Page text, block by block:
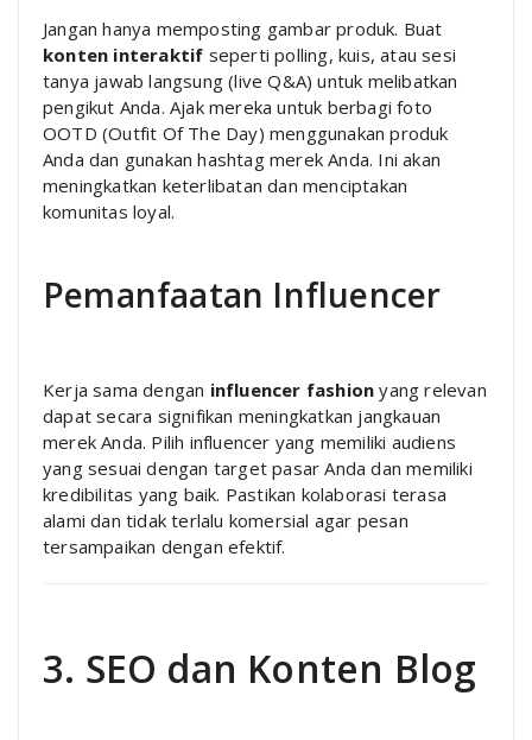
Jangan hanya memposting gambar produk. Buat
konten interaktif seperti polling, kuis, atau sesi
tanya jawab langsung (live Q&A) untuk melibatkan
pengikut Anda. Ajak mereka untuk berbagi foto
OOTD (Outfit Of The Day) menggunakan produk
Anda dan gunakan hashtag merek Anda. Ini akan
meningkatkan keterlibatan dan menciptakan
komunitas loyal.
Pemanfaatan Influencer
Kerja sama dengan influencer fashion yang relevan
dapat secara signifikan meningkatkan jangkauan
merek Anda. Pilih influencer yang memiliki audiens
yang sesuai dengan target pasar Anda dan memiliki
kredibilitas yang baik. Pastikan kolaborasi terasa
alami dan tidak terlalu komersial agar pesan
tersampaikan dengan efektif.
3. SEO dan Konten Blog